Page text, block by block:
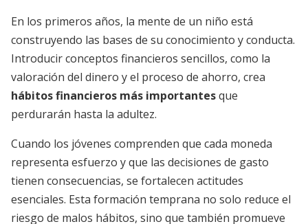
En los primeros años, la mente de un niño está
construyendo las bases de su conocimiento y conducta.
Introducir conceptos financieros sencillos, como la
valoración del dinero y el proceso de ahorro, crea
hábitos financieros más importantesque
perdurarán hasta la adultez.
Cuando los jóvenes comprenden que cada moneda
representa esfuerzo y que las decisiones de gasto
tienen consecuencias, se fortalecen actitudes
esenciales. Esta formación temprana no solo reduce el
riesgo de malos hábitos, sino que también promueve